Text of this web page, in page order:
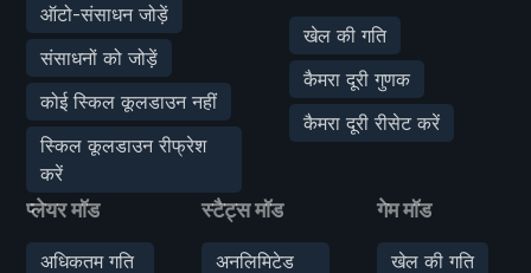
ऑटो-संसाधन जोड़ें
संसाधनों को जोड़ें
कोई स्किल कूलडाउन नहीं
स्किल कूलडाउन रीफ्रेश
करें
खेल की गति
कैमरा दूरी गुणक
कैमरा दूरी रीसेट करें
प्लेयर मॉड
अधिकतम गति
स्टैट्स मॉड
अनलिमिटेड
गेम मॉड
खेल की गति